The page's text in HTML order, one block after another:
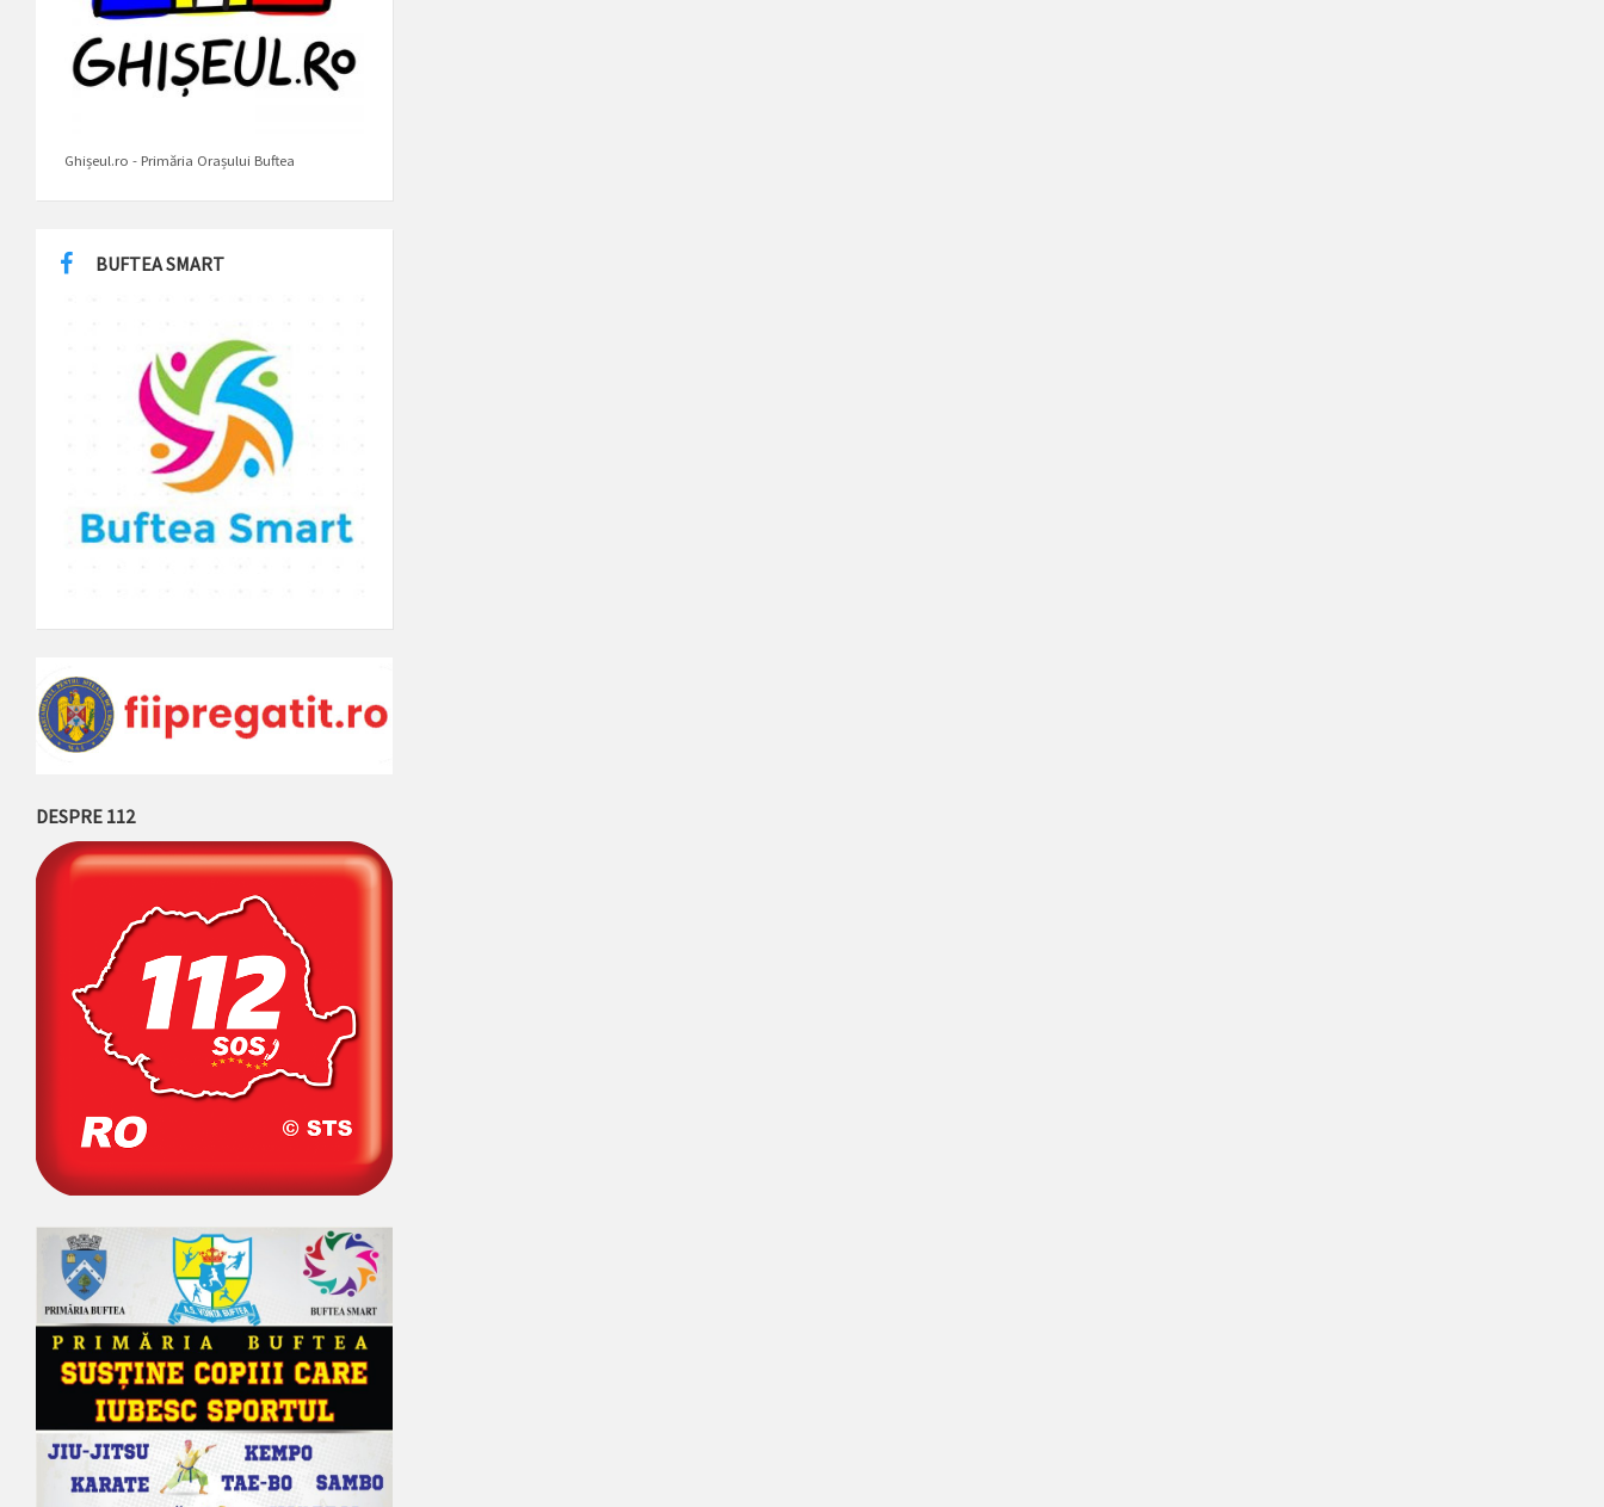
Ghișeul.ro - Primăria Orașului Buftea
BUFTEA SMART
DESPRE 112